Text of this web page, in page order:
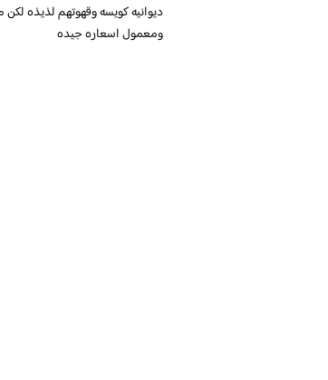
ومعمول اسعاره جيده